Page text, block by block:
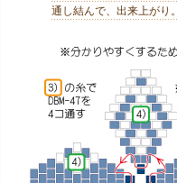
通し結んで、出来上がり。